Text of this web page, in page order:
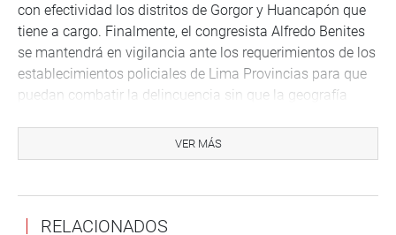
con efectividad los distritos de Gorgor y Huancapón que
tiene a cargo. Finalmente, el congresista Alfredo Benites
se mantendrá en vigilancia ante los requerimientos de los
establecimientos policiales de Lima Provincias para que
puedan combatir la delincuencia sin que la geografía
VER MÁS
RELACIONADOS